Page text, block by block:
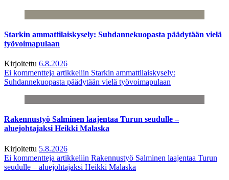
Starkin ammattilaiskysely: Suhdannekuopasta päädytään vielä
työvoimapulaan
Kirjoitettu 6.8.2026
Ei kommentteja artikkeliin Starkin ammattilaiskysely:
Suhdannekuopasta päädytään vielä työvoimapulaan
Rakennustyö Salminen laajentaa Turun seudulle –
aluejohtajaksi Heikki Malaska
Kirjoitettu 5.8.2026
Ei kommentteja artikkeliin Rakennustyö Salminen laajentaa Turun
seudulle – aluejohtajaksi Heikki Malaska